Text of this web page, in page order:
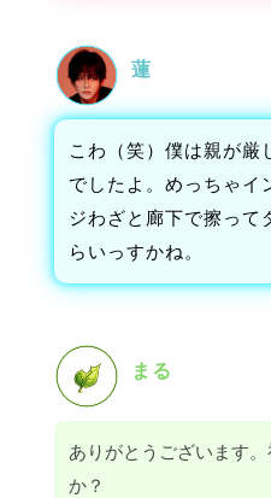
蓮
こわ（笑）僕は親が厳
でしたよ。めっちゃイ
ジわざと廊下で擦って
らいっすかね。
まる
ありがとうございます
か？